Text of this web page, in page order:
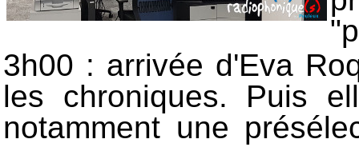
3h00 : arrivée d'Eva
les chroniques. Puis
notamment une